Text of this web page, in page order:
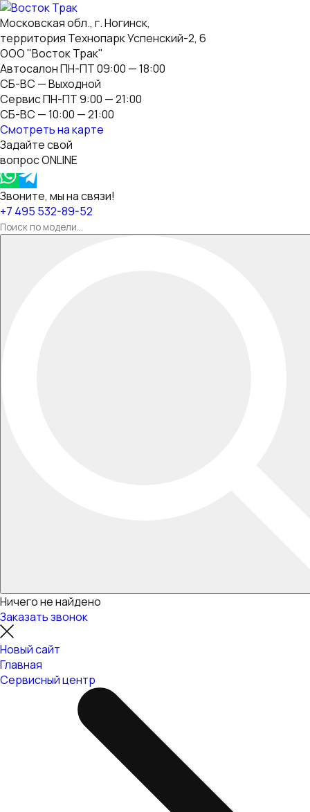
Московская обл., г. Ногинск,
территория Технопарк Успенский-2, 6
ООО "Восток Трак"
Автосалон ПН-ПТ 09:00 — 18:00
СБ-ВС — Выходной
Сервис ПН-ПТ 9:00 — 21:00
СБ-ВС — 10:00 — 21:00
Смотреть на карте
Задайте свой
вопрос ONLINE
Звоните, мы на связи!
+7 495 532-89-52
Ничего не найдено
Заказать звонок
Новый сайт
Главная
Сервисный центр